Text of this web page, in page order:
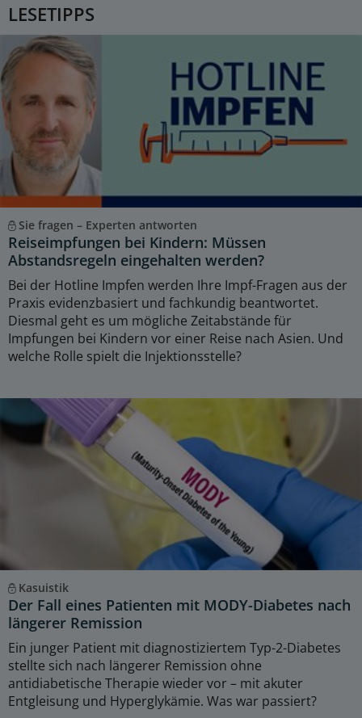
LESETIPPS
Sie fragen – Experten antworten
Reiseimpfungen bei Kindern: Müssen
Abstandsregeln eingehalten werden?
Bei der Hotline Impfen werden Ihre Impf-Fragen aus der
Praxis evidenzbasiert und fachkundig beantwortet.
Diesmal geht es um mögliche Zeitabstände für
Impfungen bei Kindern vor einer Reise nach Asien. Und
welche Rolle spielt die Injektionsstelle?
Kasuistik
Der Fall eines Patienten mit MODY-Diabetes nach
längerer Remission
Ein junger Patient mit diagnostiziertem Typ-2-Diabetes
stellte sich nach längerer Remission ohne
antidiabetische Therapie wieder vor – mit akuter
Entgleisung und Hyperglykämie. Was war passiert?